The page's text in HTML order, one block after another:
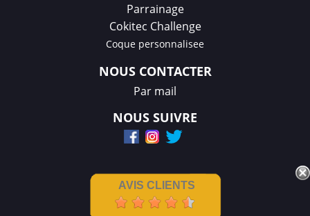
Parrainage
Cokitec Challenge
Coque personnalisee
NOUS CONTACTER
Par mail
NOUS SUIVRE
AVIS CLIENTS